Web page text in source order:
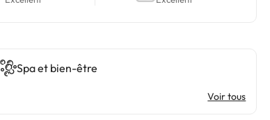
Spa et bien-être
Voir tous